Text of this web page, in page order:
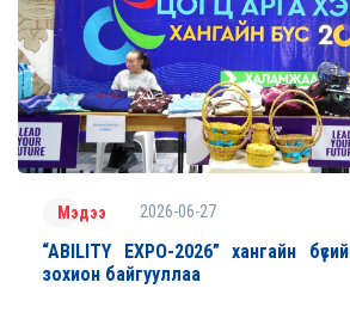
Мэдээ 2026-06-27
“ABILITY EXPO-2026” хангайн
зохион байгууллаа